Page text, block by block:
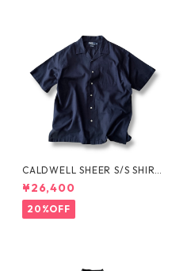
CALDWELL SHEER S/S SHIRT
by Polo Ralph Lauren
¥26,400
20%OFF